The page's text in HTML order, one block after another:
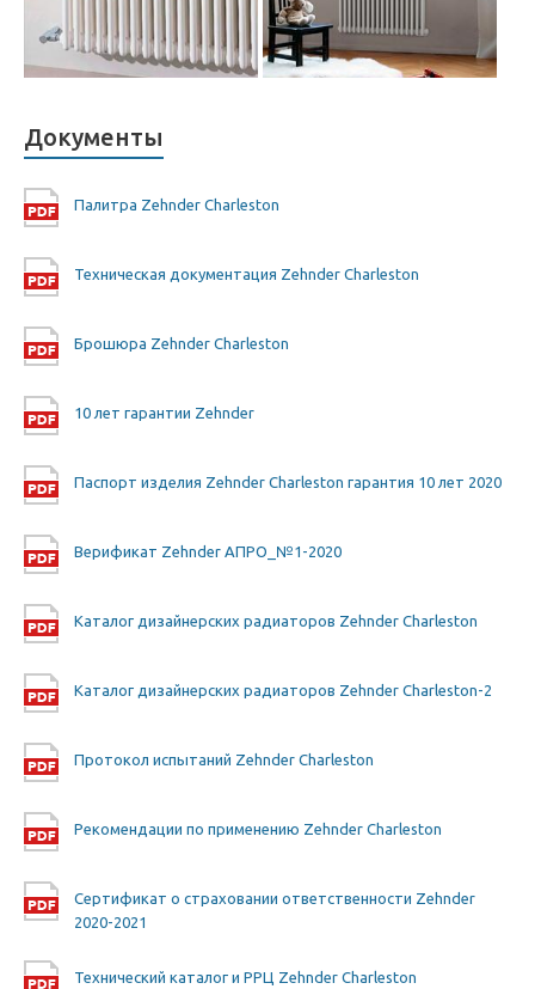
Документы
Палитра Zehnder Charleston
Техническая документация Zehnder Charleston
Брошюра Zehnder Charleston
10 лет гарантии Zehnder
Паспорт изделия Zehnder Charleston гарантия 10 лет 2020
Верификат Zehnder АПРО_№1-2020
Каталог дизайнерских радиаторов Zehnder Charleston
Каталог дизайнерских радиаторов Zehnder Charleston-2
Протокол испытаний Zehnder Charleston
Рекомендации по применению Zehnder Charleston
Сертификат о страховании ответственности Zehnder
2020-2021
Технический каталог и РРЦ Zehnder Charleston